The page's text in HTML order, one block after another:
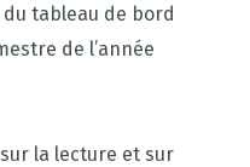
tableau de bord
de l’année
la lecture et sur